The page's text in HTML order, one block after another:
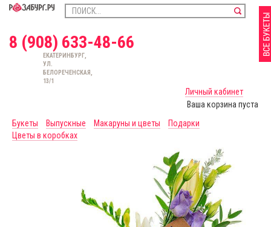
8 (908) 633-48-66
ЕКАТЕРИНБУРГ,
УЛ.
БЕЛОРЕЧЕНСКАЯ,
13/1
Личный кабинет
Ваша корзина пуста
Букеты
Выпускные Макаруны и цветы
Подарки
Цветы в коробках